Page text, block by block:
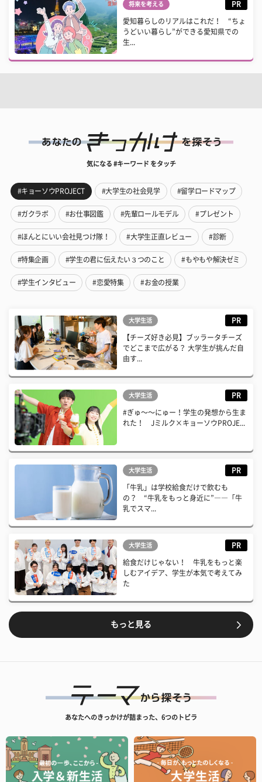
将来を考える PR
愛知暮らしのリアルはこれだ！ “ちょ
うどいい暮らし”ができる愛知県での
生...
気になる #キーワード をタッチ
#キョーソウPROJECT #大学生の社会見学 #留学ロードマップ
#ガクラボ #お仕事図鑑 #先輩ロールモデル #プレゼント
#ほんとにいい会社見つけ隊！ #大学生正直レビュー #診断
#特集企画 #学生の君に伝えたい３つのこと #もやもや解決ゼミ
#学生インタビュー #恋愛特集 #お金の授業
大学生活 PR
【チーズ好き必見】ブッラータチーズ
でどこまで広がる？ 大学生が挑んだ自
由す...
大学生活 PR
#ぎゅ〜〜にゅー！学生の発想から生ま
れた！ Jミルク×キョーソウPROJE...
大学生活 PR
「牛乳」は学校給食だけで飲むも
の？ “牛乳をもっと身近に”――「牛
乳でスマ...
大学生活 PR
給食だけじゃない！ 牛乳をもっと楽
しむアイデア、学生が本気で考えてみ
た
もっと見る
あなたへのきっかけが詰まった、6つのトビラ